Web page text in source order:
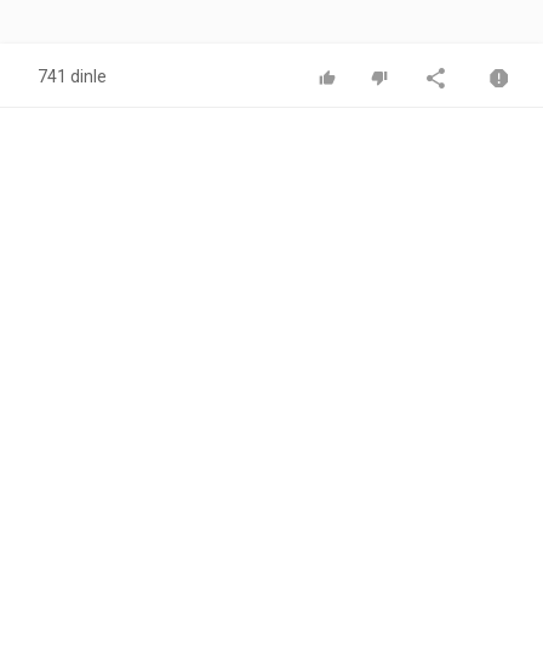
741 dinle